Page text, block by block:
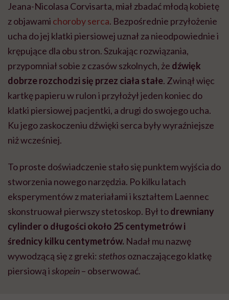
Jeana-Nicolasa Corvisarta, miał zbadać młodą kobietę
z objawami choroby serca. Bezpośrednie przyłożenie
ucha do jej klatki piersiowej uznał za nieodpowiednie i
krępujące dla obu stron. Szukając rozwiązania,
przypomniał sobie z czasów szkolnych, że dźwięk
dobrze rozchodzi się przez ciała stałe. Zwinął więc
kartkę papieru w rulon i przyłożył jeden koniec do
klatki piersiowej pacjentki, a drugi do swojego ucha.
Ku jego zaskoczeniu dźwięki serca były wyraźniejsze
niż wcześniej.
To proste doświadczenie stało się punktem wyjścia do
stworzenia nowego narzędzia. Po kilku latach
eksperymentów z materiałami i kształtem Laennec
skonstruował pierwszy stetoskop. Był todrewniany
cylinder o długości około 25 centymetrów i
średnicy kilku centymetrów. Nadał mu nazwę
wywodzącą się z greki: stethosoznaczającego klatkę
piersiową iskopein– obserwować.